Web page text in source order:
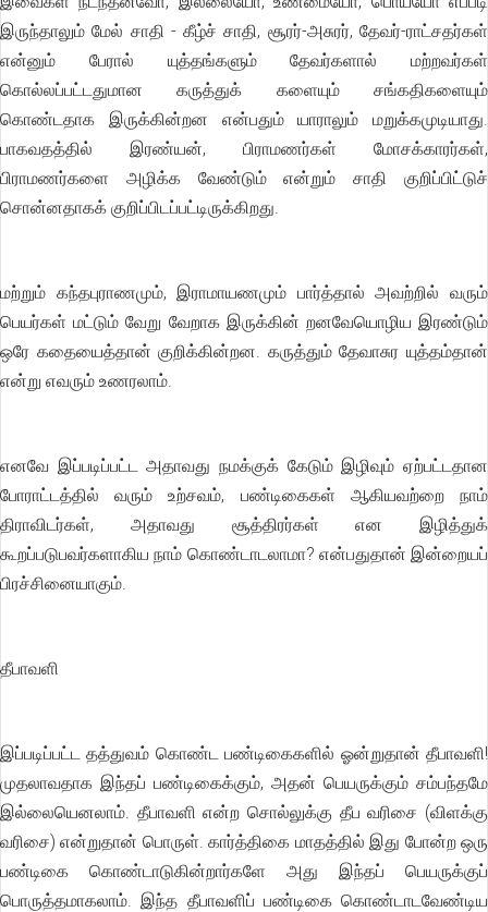
இருந்தாலும் மேல் சாதி - கீழ்ச் சாதி, சூரர்-அசுரர், தேவர்-ராட்சதர்கள்
என்னும் பேரால் யுத்தங்களும் தேவர்களால் மற்றவர்கள்
கொல்லப்பட்டதுமான கருத்துக் களையும் சங்கதிகளையும்
கொண்டதாக இருக்கின்றன என்பதும் யாராலும் மறுக்கமுடியாது.
பாகவதத்தில் இரண்யன், பிராமணர்கள் மோசக்காரர்கள்,
பிராமணர்களை அழிக்க வேண்டும் என்றும் சாதி குறிப்பிட்டுச்
சொன்னதாகக் குறிப்பிடப்பட்டிருக்கிறது.
மற்றும் கந்தபுராணமும், இராமாயணமும் பார்த்தால் அவற்றில் வரும்
பெயர்கள் மட்டும் வேறு வேறாக இருக்கின் றனவேயொழிய இரண்டும்
ஒரே கதையைத்தான் குறிக்கின்றன. கருத்தும் தேவாசுர யுத்தம்தான்
என்று எவரும் உணரலாம்.
எனவே இப்படிப்பட்ட அதாவது நமக்குக் கேடும் இழிவும் ஏற்பட்டதான
போராட்டத்தில் வரும் உற்சவம், பண்டிகைகள் ஆகியவற்றை நாம்
திராவிடர்கள், அதாவது சூத்திரர்கள் என இழித்துக்
கூறப்படுபவர்களாகிய நாம் கொண்டாடலாமா? என்பதுதான் இன்றையப்
பிரச்சினையாகும்.
தீபாவளி
இப்படிப்பட்ட தத்துவம் கொண்ட பண்டிகைகளில் ஓன்றுதான் தீபாவளி!
முதலாவதாக இந்தப் பண்டிகைக்கும், அதன் பெயருக்கும் சம்பந்தமே
இல்லையெனலாம். தீபாவளி என்ற சொல்லுக்கு தீப வரிசை (விளக்கு
வரிசை) என்றுதான் பொருள். கார்த்திகை மாதத்தில் இது போன்ற ஒரு
பண்டிகை கொண்டாடுகின்றார்களே அது இந்தப் பெயருக்குப்
பொருத்தமாகலாம். இந்த தீபாவளிப் பண்டிகை கொண்டாடவேண்டிய